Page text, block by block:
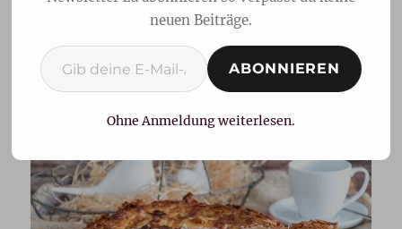
Bienenstich klassisch
oder mit Kirschen
neuen Beiträge.
Gib deine E-Mail-Adresse ein ...
ABONNIEREN
Ohne Anmeldung weiterlesen.